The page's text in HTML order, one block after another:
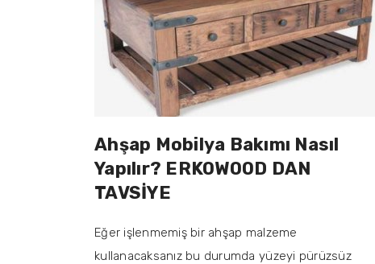
Ahşap Mobilya Bakımı Nasıl
Yapılır? ERKOWOOD DAN
TAVSİYE
Eğer işlenmemiş bir ahşap malzeme
kullanacaksanız bu durumda yüzeyi pürüzsüz